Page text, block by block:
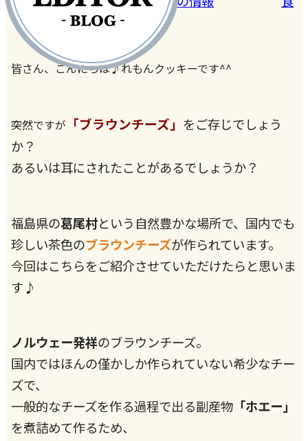
皆さん、こんにちは♪れもんクッキーです^^
突然ですが 「ブラウンチーズ」 をご存じでしょう
か？
あるいは耳にされたことがあるでしょうか？
福島県の葛尾村という自然豊かな場所で、国内でも
珍しい茶色のブラウンチーズが作られています。
今回はこちらをご紹介させていただけたらと思いま
す♪
ノルウェー発祥のブラウンチーズ。
国内ではほんの僅かしか作られていない希少なチー
ズで、
一般的なチーズを作る過程で出る副産物 「ホエー」
を煮詰めて作るため、